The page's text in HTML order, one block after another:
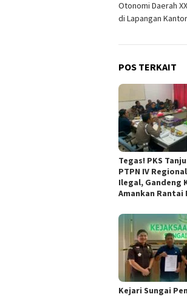
Otonomi Daerah
di Lapangan
POS TERKAIT
Tegas! PKS
PTPN IV
Ilegal, Gandeng
Amankan Rantai
Kejari Sungai